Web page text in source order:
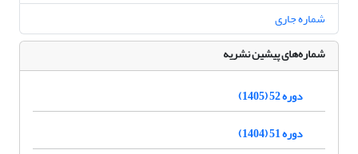
شماره جاری
شماره‌های پیشین نشریه
دوره 52 (1405)
دوره 51 (1404)